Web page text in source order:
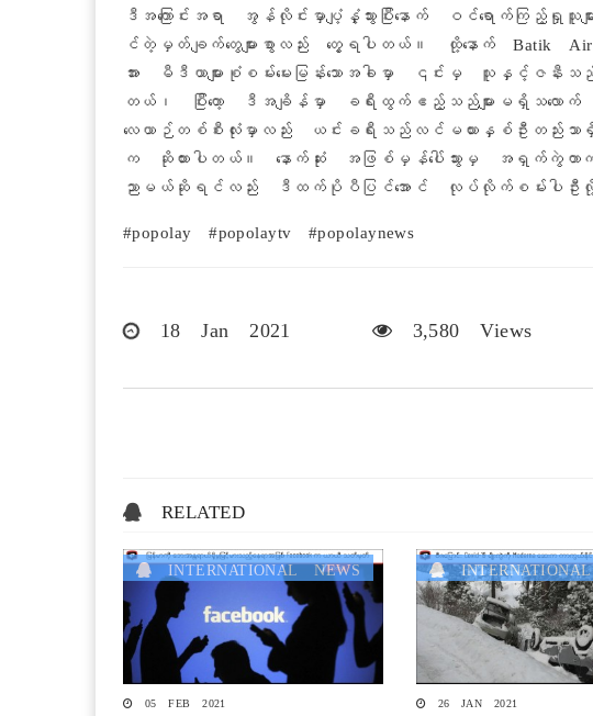
ဒီအကြောင်းအရာ အွန်လိုင်းမှာပျံ့နှံ့သွားပြီးနောက် ဝင်ရောက်ကြည့်ရှုသူမ
င်တဲ့မှတ်ချက်တွေများစွာလည်း တွေ့ရပါတယ်။ ထို့နောက်
အား မီဒီယာများစုံစမ်းမေးမြန်းသောအခါမှာ ၎င်းမှ သူ
တယ်၊ ပြီးတော့ ဒီအချိန်မှာ ခရီးထွက်ဧည့်သည်များမရှိသလောက်
လေယာဉ်တစ်စီးလုံးမှာလည်း ယင်းခရီးသည်လင်မယားနှစ်ဦးတည်းသ
က ဆိုထားပါတယ်။ နောက်ဆုံး အဖြစ်မှန်ပေါ်သွားမှ အရှက်ကွဲ
ညာမယ်ဆိုရင်လည်း ဒီထက်ပိုပီပြင်အောင် လုပ်လိုက်စမ်းပါဦးလို့ စနေ
#popolay #popolaytv #popolaynews
18 Jan 2021 3,580 Views
RELATED
INTERNATIONAL NEWS
05 FEB 2021 26 JAN 2021